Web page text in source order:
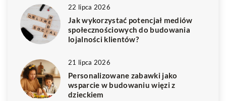
22 lipca 2026
Jak wykorzystać potencjał mediów
społecznościowych do budowania
lojalności klientów?
21 lipca 2026
Personalizowane zabawki jako
wsparcie w budowaniu więzi z
dzieckiem